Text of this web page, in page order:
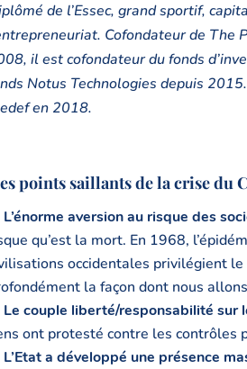
de l’Essec, grand sportif,
Cofondateur de The
il est cofondateur du fonds
Notus Technologies depuis
en 2018.
points saillants de la crise du
L’énorme aversion au risque des
qu’est la mort. En 1968,
occidentales privilégient le
la façon dont nous
Le couple liberté/responsabilité sur
ont protesté contre les contrôles
L’Etat a développé une présence